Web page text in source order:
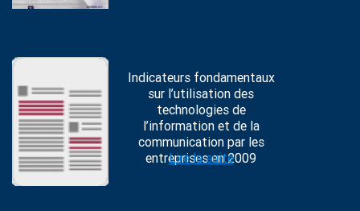
Indicateurs fondamentaux
sur l’utilisation des
technologies de
l’information et de la
communication par les
entreprises en 2009
Lire la suite